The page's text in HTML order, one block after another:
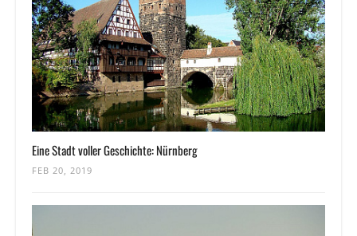
Eine Stadt voller Geschichte: Nürnberg
FEB 20, 2019